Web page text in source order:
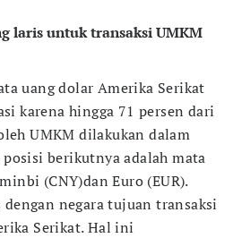
laris untuk transaksi UMKM
uang dolar Amerika Serikat
karena hingga 71 persen dari
UMKM dilakukan dalam
berikutnya adalah mata
(CNY)dan Euro (EUR).
dengan negara tujuan transaksi
Serikat. Hal ini